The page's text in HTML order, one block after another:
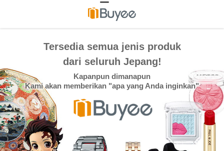
Tersedia semua jenis produk
dari seluruh Jepang!
Kapanpun dimanapun
Kami akan memberikan "apa yang Anda inginkan"